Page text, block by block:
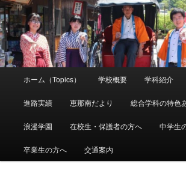
メ
イ
ン
コ
ホーム（Topics） 学校概要 学科紹介
進路実績 恵那南だより 総合学科の特色
浪漫学園 在校生・保護者の方へ 中学生
卒業生の方へ 交通案内